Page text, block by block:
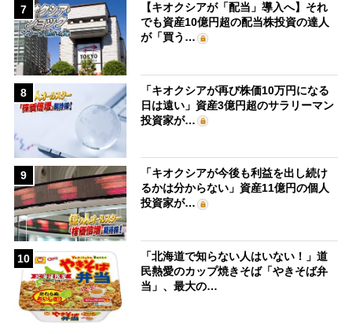
7
【キオクシアが「配当」導入へ】それ
でも資産10億円超の配当株投資の達人
が「買う…
8
「キオクシアが再び株価10万円になる
日は遠い」資産3億円超のサラリーマン
投資家が…
9
「キオクシアが今後も利益を出し続け
るかは分からない」資産11億円の個人
投資家が…
10
「北海道で知らない人はいない！」道
民熱愛のカップ焼きそば「やきそば弁
当」、最大の…